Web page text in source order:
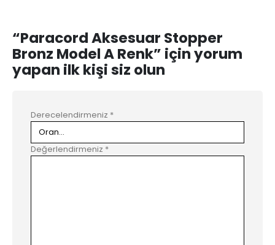
“Paracord Aksesuar Stopper
Bronz Model A Renk” için yorum
yapan ilk kişi siz olun
Derecelendirmeniz *
Değerlendirmeniz *